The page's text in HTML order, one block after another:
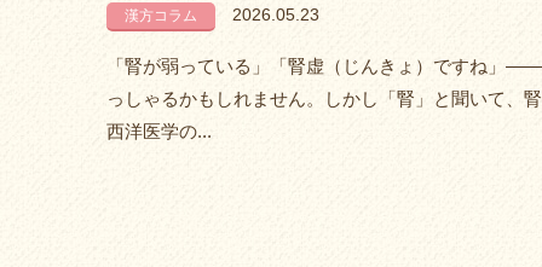
漢方コラム 2026.05.23
「腎が弱っている」「腎虚（じんきょ）ですね」
っしゃるかもしれません。しかし「腎」と聞いて、
西洋医学の...